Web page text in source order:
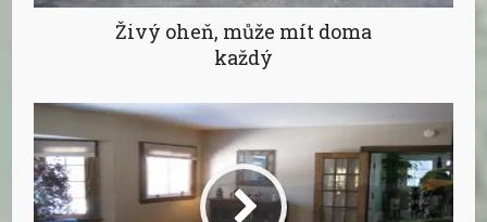
Živý oheň, může mít doma
každý